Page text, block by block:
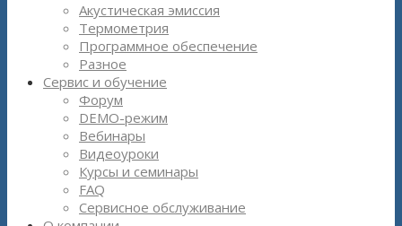
Акустическая эмиссия
Термометрия
Программное обеспечение
Разное
Сервис и обучение
Форум
DEMO-режим
Вебинары
Видеоуроки
Курсы и семинары
FAQ
Сервисное обслуживание